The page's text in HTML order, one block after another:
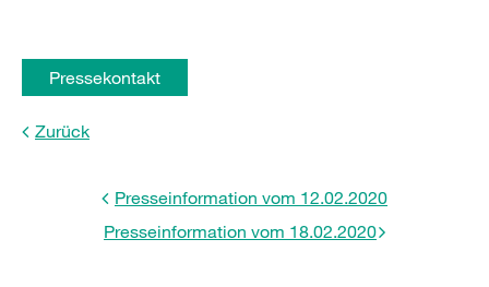
Pressekontakt
Zurück
Presseinformation vom 12.02.2020
Presseinformation vom 18.02.2020